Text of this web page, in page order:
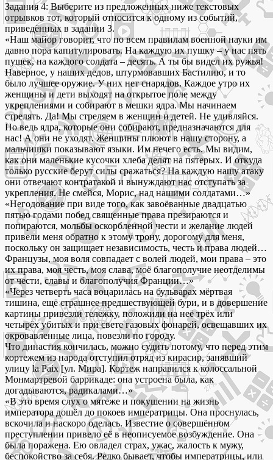
Задания 4: Выберите из предложенных ниже текстовых
отрывков тот, который относится к одному из событий,
приведённых в задании 3.
«Наш майор говорит, что по всем правилам военной науки им
давно пора капитулировать. На каждую их пушку – у нас пять
пушек, на каждого солдата – десять. А ты бы видел их ружья!
Наверное, у наших дедов, штурмовавших Бастилию, и то
было лучшее оружие. У них нет снарядов. Каждое утро их
женщины и дети выходят на открытое поле между
укреплениями и собирают в мешки ядра. Мы начинаем
стрелять. Да! Мы стреляем в женщин и детей. Не удивляйся.
Но ведь ядра, которые они собирают, предназначаются для
нас! А они не уходят. Женщины плюют в нашу сторону, а
мальчишки показывают языки. Им нечего есть. Мы видим,
как они маленькие кусочки хлеба делят на пятерых. И откуда
только русские берут силы сражаться? На каждую нашу атаку
они отвечают контратакой и вынуждают нас отступать за
укрепления. Не смейся, Морис, над нашими солдатами…»
«Негодование при виде того, как завоёванные двадцатью
пятью годами побед священные права презираются и
попираются, мольбы оскорбленной чести и желание людей
привели меня обратно к этому трону, дорогому для меня,
поскольку он защищает независимость, честь и права людей…
Французы, моя воля совпадает с волей людей, мои права – это
их права, моя честь, моя слава, моё благополучие неотделимы
от чести, славы и благополучия Франции…»
«Через четверть часа воцарилась на бульварах мёртвая
тишина, ещё страшнее предшествующей бури, и в довершение
картины привезли тележку, положили на неё трёх или
четырёх убитых и при свете газовых фонарей, освещавших их
окровавленные лица, повезли по городу.
Что династия кончилась, можно судить потому, что перед этим
кортежем из народа отступил отряд из кирасир, занявший
улицу la Paix [ул. Мира]. Кортеж направился к колоссальной
Монмартревой баррикаде: она устроена была, как
догадываются, радикалами…»
«В это время слух о мятеже и покушении на жизнь
императора дошёл до покоев императрицы. Она проснулась,
вскочила и наскоро оделась. Известие о совершённом
преступлении привело её в неописуемое возбуждение. Она
была поражена. Ею овладел страх, ужас, жалость к мужу,
беспокойство за себя. Редко бывает, чтобы императрицы, или